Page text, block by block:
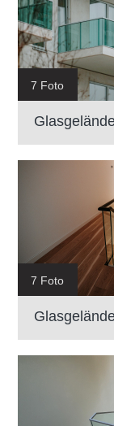
7 Foto
7 Foto